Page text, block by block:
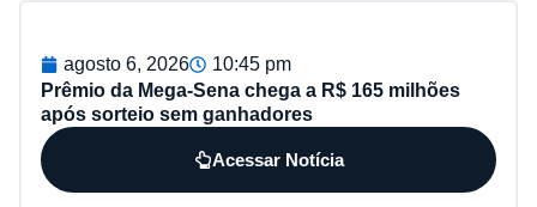
agosto 6, 2026
10:45 pm
Prêmio da Mega-Sena chega a R$ 165 milhões
após sorteio sem ganhadores
Acessar Notícia